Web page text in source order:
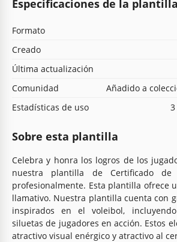
Especificaciones de la plantilla
Formato
Creado
Última actualización
Comunidad
Añadido a
Estadísticas de uso
Sobre esta plantilla
Celebra y honra los logros de los
nuestra plantilla de Certificado de
profesionalmente. Esta plantilla ofrece
llamativo. Nuestra plantilla cuenta con
inspirados en el voleibol,
siluetas de jugadores en acción. Estos
atractivo visual enérgico y atractivo al